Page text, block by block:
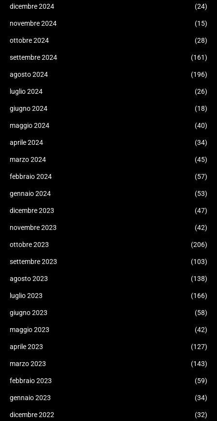
dicembre 2024 (24)
novembre 2024 (15)
ottobre 2024 (28)
settembre 2024 (161)
agosto 2024 (196)
luglio 2024 (26)
giugno 2024 (18)
maggio 2024 (40)
aprile 2024 (34)
marzo 2024 (45)
febbraio 2024 (57)
gennaio 2024 (53)
dicembre 2023 (47)
novembre 2023 (42)
ottobre 2023 (206)
settembre 2023 (103)
agosto 2023 (138)
luglio 2023 (166)
giugno 2023 (58)
maggio 2023 (42)
aprile 2023 (127)
marzo 2023 (143)
febbraio 2023 (59)
gennaio 2023 (34)
dicembre 2022 (32)